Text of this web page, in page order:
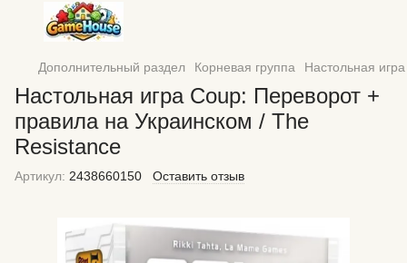
Дополнительный раздел Корневая группа Настольная
Настольная игра Coup: Переворот +
правила на Украинском / The
Resistance
Артикул: 2438660150 Оставить отзыв